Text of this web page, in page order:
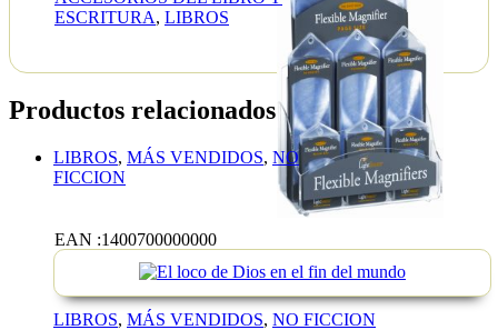
EAN :1400700000000
ESCRITURA, LIBROS
Productos relacionados
LIBROS, MÁS VENDIDOS, NO
FICCION
el
LIBROS, MÁS VENDIDOS, NO FICCION